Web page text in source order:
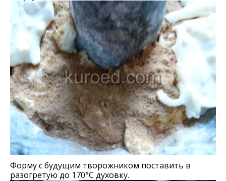
Форму с будущим творожником поставить в
разогретую до 170°С духовку.